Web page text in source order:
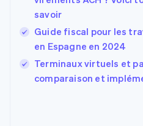
savoir
Guide fiscal pour les
en Espagne en 2024
Terminaux virtuels et
comparaison et
English
Français English
Gibraltar
English
Grèce
English